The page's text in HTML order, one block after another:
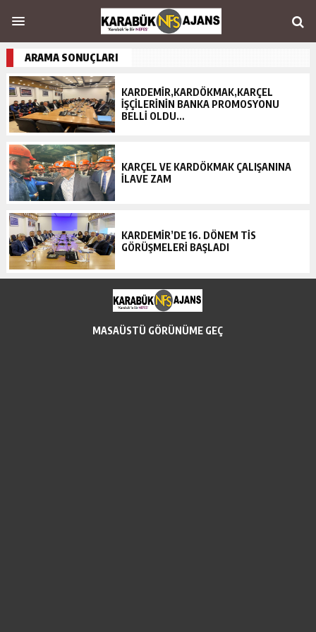
ARAMA SONUÇLARI
KARDEMİR,KARDÖKMAK,KARÇEL
İŞÇİLERİNİN BANKA PROMOSYONU
BELLİ OLDU…
KARÇEL VE KARDÖKMAK ÇALIŞANINA
İLAVE ZAM
KARDEMİR’DE 16. DÖNEM TİS
GÖRÜŞMELERİ BAŞLADI
MASAÜSTÜ GÖRÜNÜME GEÇ